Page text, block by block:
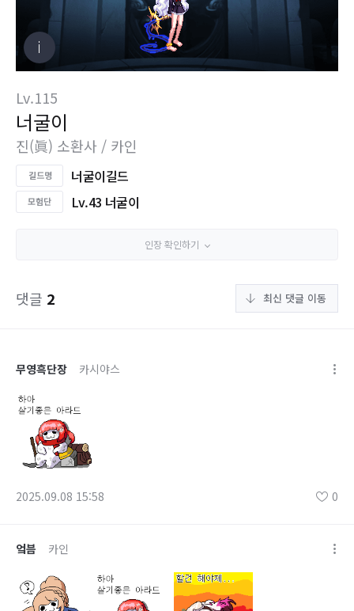
Lv.115
너굴이
진(眞) 소환사 / 카인
너굴이길드
Lv.43 너굴이
인장 확인하기
댓글 2 최신 댓글 이동
무영흑단장 카시야스
2025.09.08 15:58 0
엌븜 카인